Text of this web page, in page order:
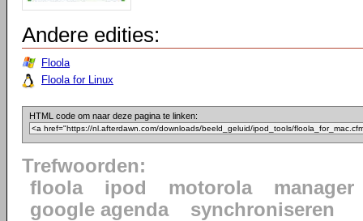
Andere edities:
Floola
Floola for Linux
HTML code om naar deze pagina te linken:
Trefwoorden:
floola
ipod motorola
manager
google agenda
synchroniseren